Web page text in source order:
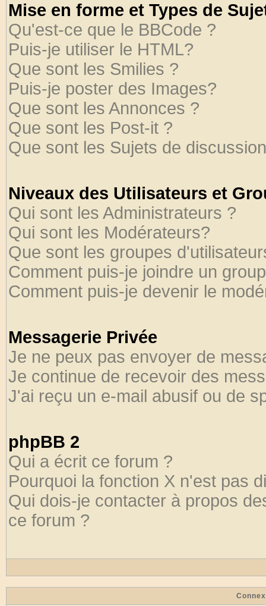
Mise en forme et Types de
Qu'est-ce que le BBCode ?
Puis-je utiliser le HTML?
Que sont les Smilies ?
Puis-je poster des Images?
Que sont les Annonces ?
Que sont les Post-it ?
Que sont les Sujets de
Niveaux des Utilisateurs et
Qui sont les Administrateurs ?
Qui sont les Modérateurs?
Que sont les groupes
Comment puis-je joindre un
Comment puis-je devenir le
Messagerie Privée
Je ne peux pas envoyer de
Je continue de recevoir des
J'ai reçu un e-mail abusif ou de
phpBB 2
Qui a écrit ce forum ?
Pourquoi la fonction X n'est pas
Qui dois-je contacter à propos
ce forum ?